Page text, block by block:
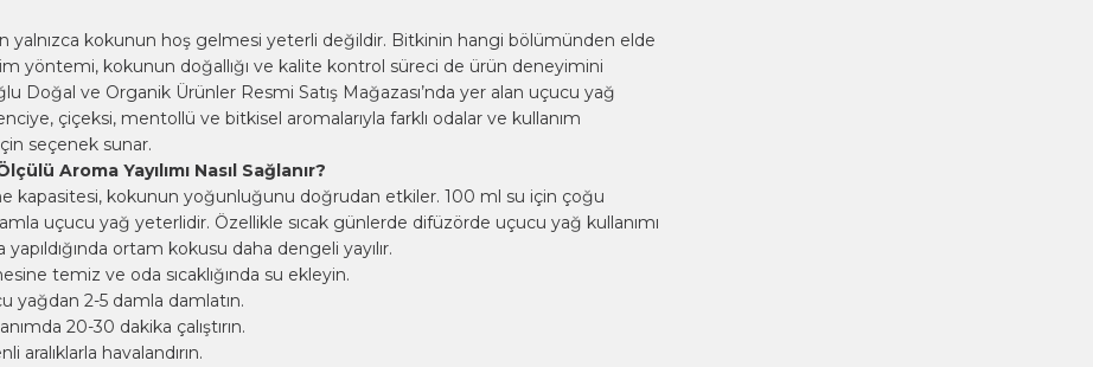
yalnızca kokunun hoş gelmesi yeterli değildir. Bitkinin hangi bölümünden elde
yöntemi, kokunun doğallığı ve kalite kontrol süreci de ürün deneyimini
Doğal ve Organik Ürünler Resmi Satış Mağazası’nda yer alan uçucu yağ
çiçeksi, mentollü ve bitkisel aromalarıyla farklı odalar ve kullanım
için seçenek sunar.
Aroma Yayılımı Nasıl Sağlanır?
kapasitesi, kokunun yoğunluğunu doğrudan etkiler. 100 ml su için çoğu
uçucu yağ yeterlidir. Özellikle sıcak günlerde difüzörde uçucu yağ kullanımı
yapıldığında ortam kokusu daha dengeli yayılır.
temiz ve oda sıcaklığında su ekleyin.
yağdan 2-5 damla damlatın.
20-30 dakika çalıştırın.
aralıklarla havalandırın.